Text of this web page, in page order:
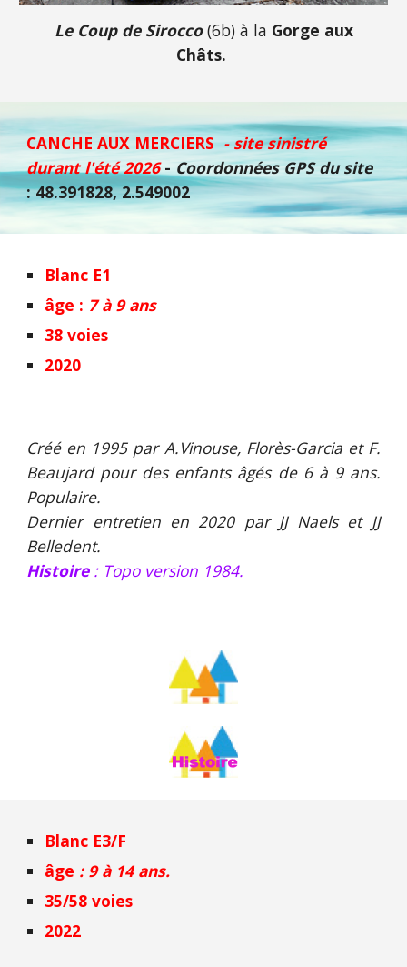
Le Coup de Sirocco (6b) à la Gorge aux
Châts.
CANCHE AUX MERCIERS- site sinistré
durant l'été 2026 - Coordonnées GPS du site
: 48.391828, 2.549002
Blanc E1
âge : 7 à 9 ans
38 voies
2020
Créé en 1995 par A.Vinouse, Florès-Garcia et F.
Beaujard pour des enfants âgés de 6 à 9 ans.
Populaire.
Dernier entretien en 2020 par JJ Naels et JJ
Belledent.
Histoire: Topo version 1984.
Blanc E3/F
âge : 9 à 14 ans.
35/58 voies
2022